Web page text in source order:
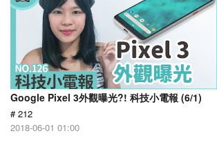
Google Pixel 3外觀曝光?! 科技小電報 (6/1)
# 212
2018-06-01 01:00